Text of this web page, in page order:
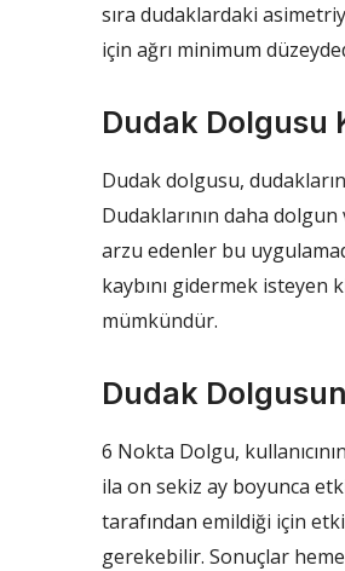
sıra dudaklardaki
için ağrı minimum
Dudak Dolgusu
Dudak dolgusu,
Dudaklarının daha
arzu edenler bu
kaybını gidermek
mümkündür.
Dudak
6 Nokta Dolgu,
ila on sekiz ay boyunca
tarafından emildiği için
gerekebilir. Sonuçlar